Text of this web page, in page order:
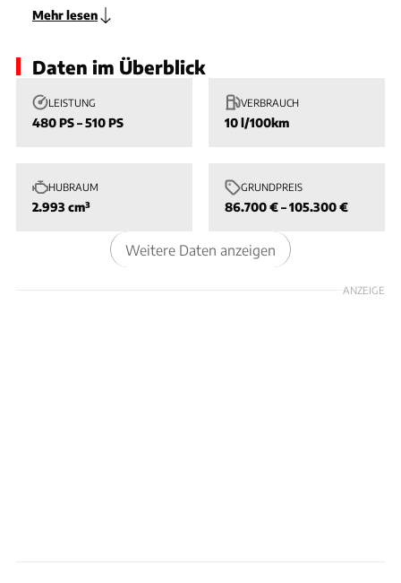
Brücke zwischen Alltagstauglichkeit und
Unter der Haube bollert ein hochdrehender
Competition-Modellen bis zu 510 PS freisetzt –
eine Ansage, die man auch spürt! Dank des
Power souverän auf die Straße gebracht, und
das Fahrwerk ist so straff, dass man glatt
vergisst, in einem SUV zu sitzen. Der X3 M ist
der ideale Kompromiss für den Familienvater
Mehr lesen
Daten im Überblick
LEISTUNG
480 PS – 510 PS
VERBRAUCH
10 l/100km
HUBRAUM
2.993 cm³
GRUNDPREIS
86.700 € – 105.300 €
Weitere Daten anzeigen
ANZEIGE